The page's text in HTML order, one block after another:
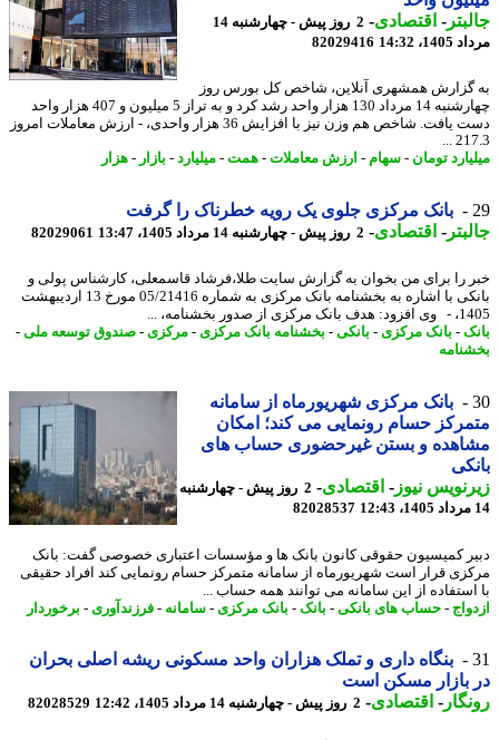
-اقتصادی-
2 روز پیش - چهارشنبه 14
14:32
82029416
همشهری آنلاین، شاخص کل بورس روز
چهارشنبه 14 مرداد 130 هزار واحد رشد کرد و به تراز 5 میلیون و 407 هزار واحد
دست یافت. شاخص هم وزن نیز با افزایش 36 هزار واحدی، - ارزش معاملات امروز
تومان-سهام-ارزش معاملات-همت-میلیارد-بازار - هزار
بانک مرکزی جلوی یک رویه خطرناک را گرفت
-اقتصادی-2 روز پیش - چهارشنبه 14 مرداد 1405، 13:47 82029061
را برای من بخوان به گزارش سایت طلا،فرشاد قاسمعلی، کارشناس پولی و
بانکی با اشاره به بخشنامه بانک مرکزی به شماره 05/21416 مورخ 13 اردیبهشت
صدور بخشنامه، ...
-بانک مرکزی - بانکی-بخشنامه بانک مرکزی - مرکزی - صندوق توسعه ملی -
بانک مرکزی شهریورماه از سامانه
حسام رونمایی می کند؛ امکان
و بستن غیرحضوری حساب های
نیوز-اقتصادی- 2 روز پیش - چهارشنبه
82028537
کمیسیون حقوقی کانون بانک ها و مؤسسات اعتباری خصوصی گفت: بانک
قرار است شهریورماه از سامانه متمرکز حسام رونمایی کند افراد حقیقی
از این سامانه می توانند همه حساب ...
-حساب های بانکی-بانک -بانک مرکزی - سامانه-فرزندآوری - برخوردار
بنگاه داری و تملک هزاران واحد مسکونی ریشه اصلی بحران
بازار مسکن است
-اقتصادی-2 روز پیش - چهارشنبه 14 مرداد 1405، 12:42 82028529